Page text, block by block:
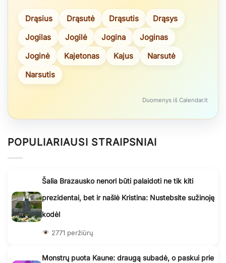
Drąsius Drąsutė Drąsutis
Drąsys
Jogilas
Jogilė Jogina
Joginas
Joginė
Kajetonas Kajus
Narsutė
Narsutis
Duomenys iš Calendar.lt
POPULIARIAUSI STRAIPSNIAI
Šalia Brazausko nenori būti palaidoti ne tik kiti
prezidentai, bet ir našlė Kristina: Nustebsite sužinoję
kodėl
2771 peržiūrų
Monstrų puota Kaune: draugą subadė, o paskui prie